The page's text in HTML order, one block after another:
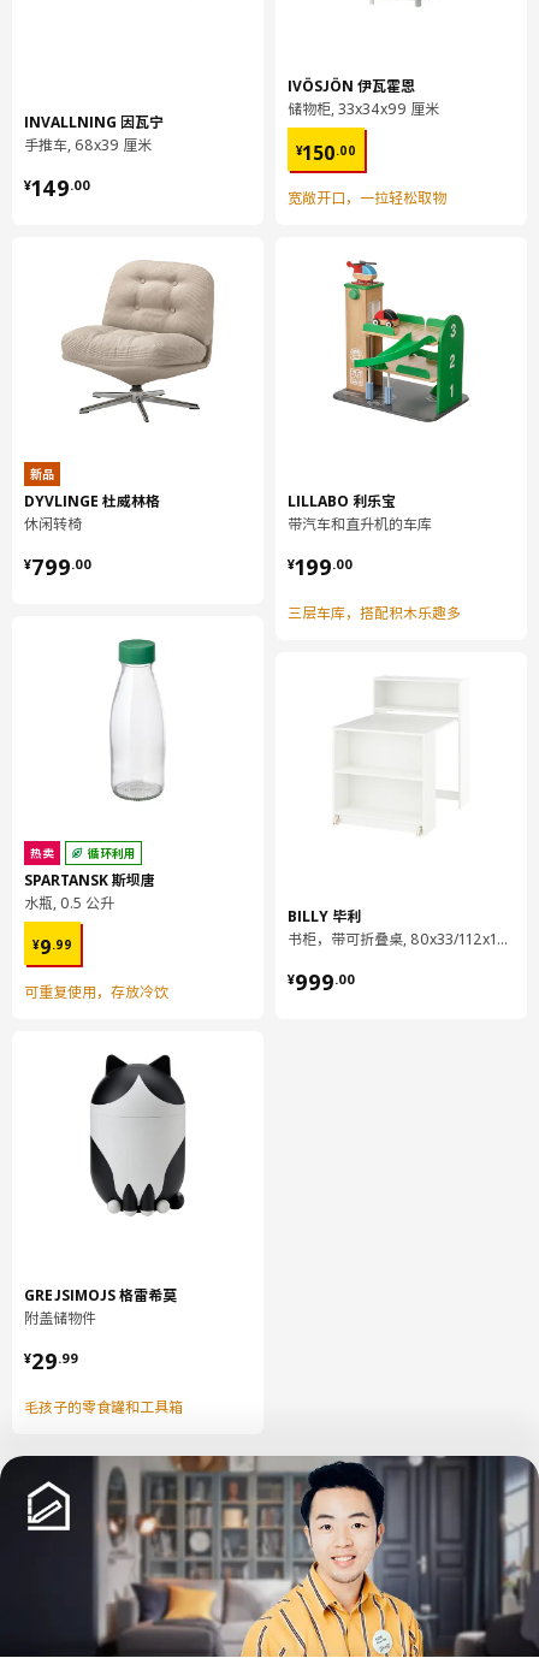
INVALLNING 因瓦宁
手推车, 68x39 厘米
¥149.00
¥ 149.00
新品
DYVLINGE 杜威林格
休闲转椅
¥799.00
¥ 799.00
热卖 循环利用
SPARTANSK 斯坝唐
水瓶, 0.5 公升
¥9.99
¥ 9.99
可重复使用，存放冷饮
GREJSIMOJS 格雷希莫
附盖储物件
¥29.99
¥ 29.99
毛孩子的零食罐和工具箱
IVÖSJÖN 伊瓦霍恩
储物柜, 33x34x99 厘米
¥150.00
¥ 150.00
宽敞开口，一拉轻松取物
LILLABO 利乐宝
带汽车和直升机的车库
¥199.00
¥ 199.00
三层车库，搭配积木乐趣多
BILLY 毕利
书柜，带可折叠桌, 80x33/112x106 厘米
¥999.00
¥ 999.00
中文 English